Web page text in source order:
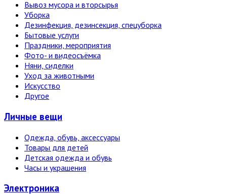
Вывоз мусора и вторсырья
Уборка
Дезинфекция, дезинсекция, спецуборка
Бытовые услуги
Праздники, мероприятия
Фото- и видеосъёмка
Няни, сиделки
Уход за животными
Искусство
Другое
Личные вещи
Одежда, обувь, аксессуары
Товары для детей
Детская одежда и обувь
Часы и украшения
Электро­ника